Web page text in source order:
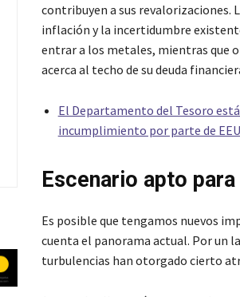
contribuyen a sus revalorizaciones.
inflación y la incertidumbre
entrar a los metales, mientras que
acerca al techo de su deuda
El Departamento del Tesoro
incumplimiento por parte de
Escenario apto
Es posible que tengamos nuevos
cuenta el panorama actual. Por un
turbulencias han otorgado cierto